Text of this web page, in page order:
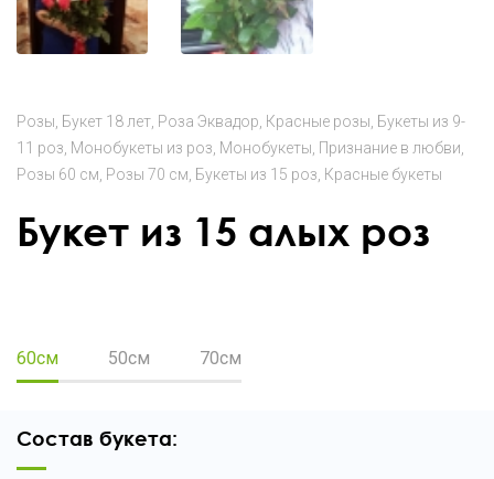
Розы Букет 18 лет Роза Эквадор Красные розы Букеты из 9-
11 роз Монобукеты из роз Монобукеты Признание в любви
Розы 60 см Розы 70 см Букеты из 15 роз Красные букеты
Букет из 15 алых роз
60см 50см 70см
Состав букета: